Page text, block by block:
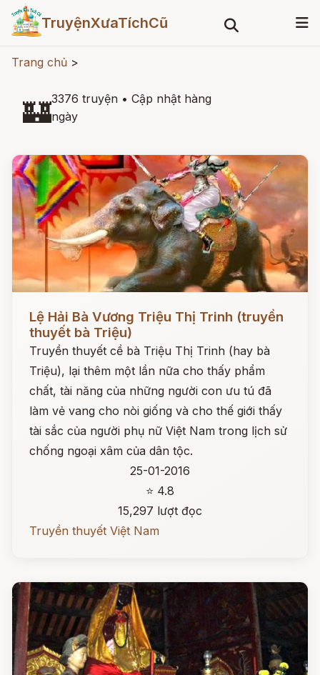
TruyệnXưaTíchCũ
Trang chủ >
🏰3376 truyện • Cập nhật hàng
ngày
Lệ Hải Bà Vương Triệu Thị Trinh (truyền
thuyết bà Triệu)
Truyền thuyết cề bà Triệu Thị Trinh (hay bà
Triệu), lại thêm một lần nữa cho thấy phẩm
chất, tài năng của những người con ưu tú đã
làm vẻ vang cho nòi giống và cho thế giới thấy
tài sắc của người phụ nữ Việt Nam trong lịch sử
chống ngoại xâm của dân tộc.
25-01-2016
⭐ 4.8
15,297 lượt đọc
Truyền thuyết Việt Nam